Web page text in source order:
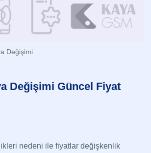
Değişimi
Değişimi Güncel Fiyat
nedeni ile fiyatlar değişkenlik